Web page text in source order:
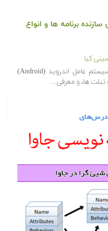
برنامه ها و انواع
کیا
به طور ویژه، پس از معرفی سیستم عامل اندروید (Android)
تبلت ها، و معرفی…